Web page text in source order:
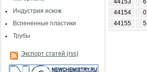
Индустрия искож
Вспененные пластики
Трубы
Экспорт статей (rss)
44153
6
44154
0
44155
5